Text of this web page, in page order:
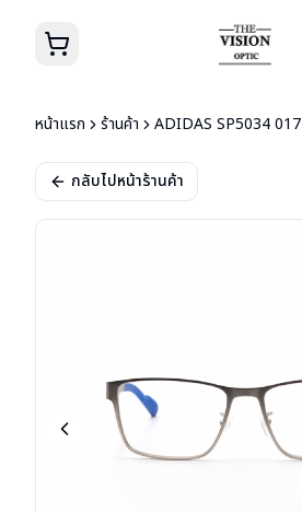
หน้าแรก ร้านค้า ADIDAS SP5034 017
กลับไปหน้าร้านค้า